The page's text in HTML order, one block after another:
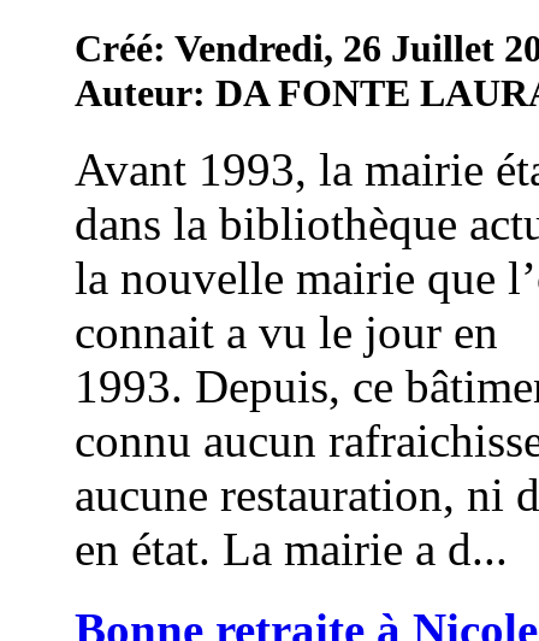
Créé: Vendredi, 26 Juillet
Auteur: DA FONTE
Avant 1993, la mairie
dans la bibliothèque
la nouvelle mairie que
connait a vu le jour en
1993. Depuis, ce
connu aucun
aucune restauration, ni
en état. La mairie a d...
Bonne retraite à Nicole